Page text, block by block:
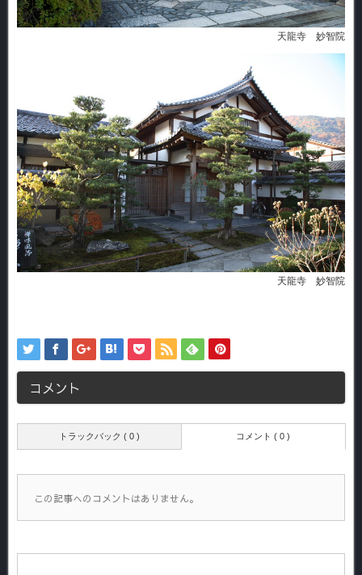
天龍寺 妙智院
天龍寺 妙智院
コメント
トラックバック ( 0 ) コメント ( 0 )
この記事へのコメントはありません。